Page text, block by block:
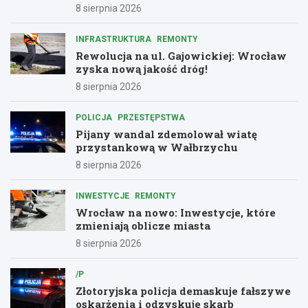
8 sierpnia 2026
INFRASTRUKTURA REMONTY
Rewolucja na ul. Gajowickiej: Wrocław
zyska nową jakość dróg!
8 sierpnia 2026
POLICJA PRZESTĘPSTWA
Pijany wandal zdemolował wiatę
przystankową w Wałbrzychu
8 sierpnia 2026
INWESTYCJE REMONTY
Wrocław na nowo: Inwestycje, które
zmieniają oblicze miasta
8 sierpnia 2026
/P
Złotoryjska policja demaskuje fałszywe
oskarżenia i odzyskuje skarb